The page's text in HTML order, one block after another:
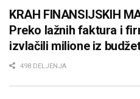
KRAH FINANSIJSKIH
Preko lažnih faktura i
izvlačili milione iz
498 DELJENJA